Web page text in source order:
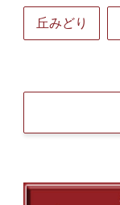
丘みどり